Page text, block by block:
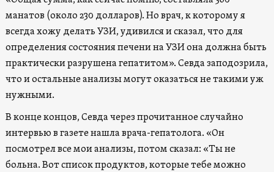
манатов (около 230 долларов). Но врач, к которому я
всегда хожу делать УЗИ, удивился и сказал, что для
определения состояния печени на УЗИ она должна быть
практически разрушена гепатитом». Севда заподозрила,
что и остальные анализы могут оказаться не такими уж
нужными.
В конце концов, Севда через прочитанное случайно
интервью в газете нашла врача-гепатолога. «Он
посмотрел все мои анализы, потом сказал: «Ты не
больна. Вот список продуктов, которые тебе можно